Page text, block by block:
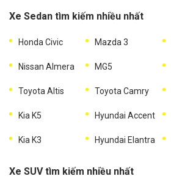
Xe Sedan tìm kiếm nhiều nhất
Honda Civic Mazda 3
Nissan Almera MG5
Toyota Altis Toyota Camry
Kia K5 Hyundai Accent
Kia K3 Hyundai Elantra
Xe SUV tìm kiếm nhiều nhất